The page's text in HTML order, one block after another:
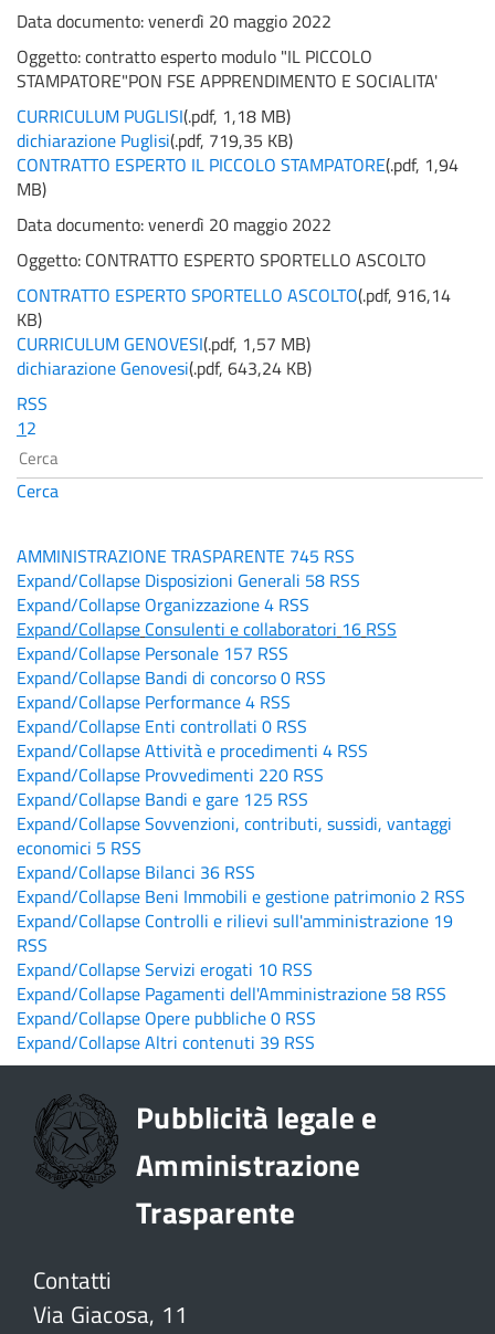
Data documento: venerdì 20 maggio 2022
Oggetto:contratto esperto modulo "IL PICCOLO
STAMPATORE"PON FSE APPRENDIMENTO E SOCIALITA'
CURRICULUM PUGLISI(.pdf, 1,18 MB)
dichiarazione Puglisi(.pdf, 719,35 KB)
CONTRATTO ESPERTO IL PICCOLO STAMPATORE(.pdf, 1,94
MB)
Data documento: venerdì 20 maggio 2022
Oggetto: CONTRATTO ESPERTO SPORTELLO ASCOLTO
CONTRATTO ESPERTO SPORTELLO ASCOLTO(.pdf, 916,14
KB)
CURRICULUM GENOVESI(.pdf, 1,57 MB)
dichiarazione Genovesi(.pdf, 643,24 KB)
RSS
12
Cerca
AMMINISTRAZIONE TRASPARENTE 745 RSS
Expand/Collapse Disposizioni Generali 58 RSS
Expand/Collapse Organizzazione4 RSS
Expand/Collapse Consulenti e collaboratori 16 RSS
Expand/Collapse Personale 157 RSS
Expand/Collapse Bandi di concorso0 RSS
Expand/Collapse Performance4 RSS
Expand/Collapse Enti controllati 0 RSS
Expand/CollapseAttività e procedimenti 4 RSS
Expand/Collapse Provvedimenti 220 RSS
Expand/Collapse Bandi e gare 125 RSS
Expand/CollapseSovvenzioni, contributi, sussidi, vantaggi
economici 5 RSS
Expand/Collapse Bilanci 36 RSS
Expand/Collapse Beni Immobili e gestione patrimonio 2 RSS
Expand/Collapse Controlli e rilievi sull'amministrazione 19
RSS
Expand/CollapseServizi erogati 10 RSS
Expand/Collapse Pagamenti dell'Amministrazione 58 RSS
Expand/Collapse Opere pubbliche0 RSS
Expand/CollapseAltri contenuti 39 RSS
Pubblicità legale e
Amministrazione
Trasparente
Contatti
Via Giacosa, 11